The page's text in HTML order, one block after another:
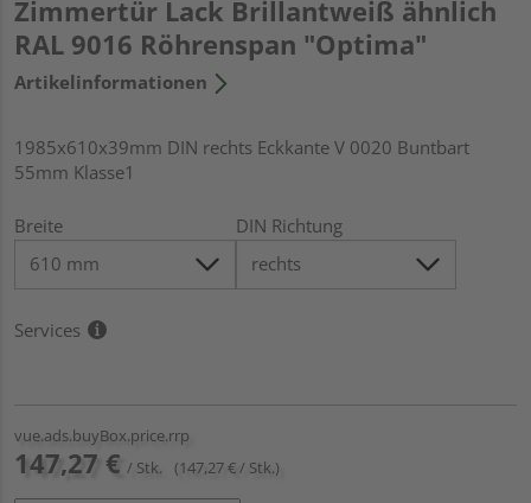
Zimmertür Lack Brillantweiß ähnlich
RAL 9016 Röhrenspan "Optima"
Artikelinformationen
1985x610x39mm DIN rechts Eckkante V 0020 Buntbart
55mm Klasse1
Breite DIN Richtung
Services
vue.ads.buyBox.price.rrp
147,27 € / Stk. (147,27 € / Stk.)